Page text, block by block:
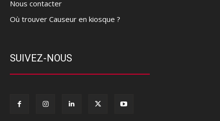
Nous contacter
Où trouver Causeur en kiosque ?
SUIVEZ-NOUS